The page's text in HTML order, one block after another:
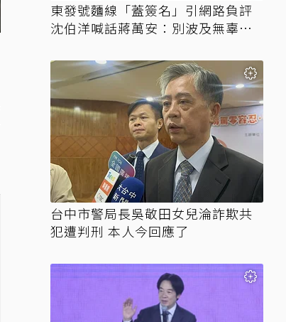
東發號麵線「蓋簽名」引網路負評
沈伯洋喊話蔣萬安：別波及無辜店
台中市警局長吳敬田女兒淪詐欺共
犯遭判刑 本人今回應了